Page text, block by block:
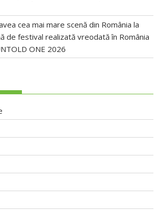
cea mai mare scenă din România la
de festival realizată vreodată în România
ONE 2026